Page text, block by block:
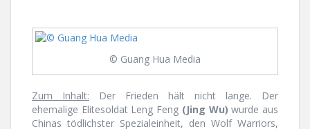
© Guang Hua Media
Zum Inhalt: Der Frieden hält nicht lange. Der
ehemalige Elitesoldat Leng Feng (Jing Wu) wurde aus
Chinas tödlichster Spezialeinheit, den Wolf Warriors,